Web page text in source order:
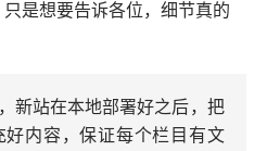
是想要告诉各位，细节真的
新站在本地部署好之后，把
内容，保证每个栏目有文